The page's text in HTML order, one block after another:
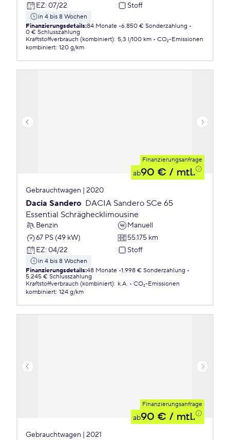
EZ: 07/22 Stoff
in 4 bis 8 Wochen
Finanzierungsdetails:84 Monate 6.850 € Sonderzahlung
0 € Schlusszahlung
Kraftstoffverbrauch (kombiniert): 5,3 l/100 km
CO₂-Emissionen
kombiniert: 120 g/km
Finanzierungsanfrage
ab90 € / mtl.
Gebrauchtwagen | 2020
Dacia Sandero DACIA Sandero SCe 65
Essential Schräghecklimousine
Benzin
Manuell
67 PS (49 kW)
55.175 km
EZ: 04/22 Stoff
in 4 bis 8 Wochen
Finanzierungsdetails:48 Monate 1.998 € Sonderzahlung
5.245 € Schlusszahlung
Kraftstoffverbrauch (kombiniert): k.A.
CO₂-Emissionen
kombiniert: 124 g/km
Finanzierungsanfrage
ab90 € / mtl.
Gebrauchtwagen | 2021